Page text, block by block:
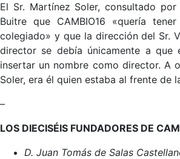
El Sr. Martínez Soler, consultado
Buitre que CAMBIO16 «quería
colegiado» y que la dirección del Sr.
director se debía únicamente a que
insertar un nombre como director. A
Soler, era él quien estaba al frente de
–
LOS DIECISÉIS FUNDADORES DE
D. Juan Tomás de Salas